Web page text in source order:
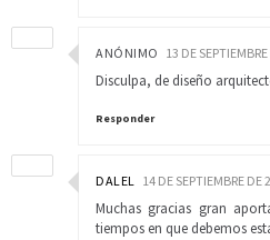
ANÓNIMO 13 DE
Disculpa, de diseño
Responder
DALEL 14 DE SEPTIEMBRE DE
Muchas gracias gran
tiempos en que debemos